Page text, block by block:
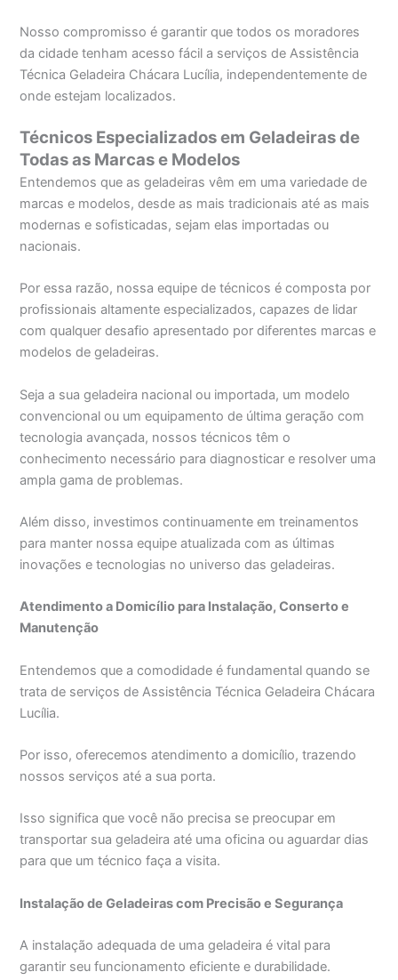
Nosso compromisso é garantir que todos os moradores
da cidade tenham acesso fácil a serviços de Assistência
Técnica Geladeira Chácara Lucília, independentemente de
onde estejam localizados.
Técnicos Especializados em Geladeiras de
Todas as Marcas e Modelos
Entendemos que as geladeiras vêm em uma variedade de
marcas e modelos, desde as mais tradicionais até as mais
modernas e sofisticadas, sejam elas importadas ou
nacionais.
Por essa razão, nossa equipe de técnicos é composta por
profissionais altamente especializados, capazes de lidar
com qualquer desafio apresentado por diferentes marcas e
modelos de geladeiras.
Seja a sua geladeira nacional ou importada, um modelo
convencional ou um equipamento de última geração com
tecnologia avançada, nossos técnicos têm o
conhecimento necessário para diagnosticar e resolver uma
ampla gama de problemas.
Além disso, investimos continuamente em treinamentos
para manter nossa equipe atualizada com as últimas
inovações e tecnologias no universo das geladeiras.
Atendimento a Domicílio para Instalação, Conserto e
Manutenção
Entendemos que a comodidade é fundamental quando se
trata de serviços de Assistência Técnica Geladeira Chácara
Lucília.
Por isso, oferecemos atendimento a domicílio, trazendo
nossos serviços até a sua porta.
Isso significa que você não precisa se preocupar em
transportar sua geladeira até uma oficina ou aguardar dias
para que um técnico faça a visita.
Instalação de Geladeiras com Precisão e Segurança
A instalação adequada de uma geladeira é vital para
garantir seu funcionamento eficiente e durabilidade.